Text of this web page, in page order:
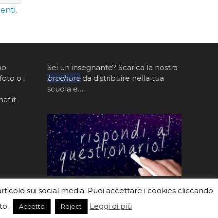
.
o i
Sei un insegnante? Scarica la nostra
brochureda distribuire nella tua
scuola e…
sui social media. Puoi accettare i cookies cliccando
Accetto Reject Leggi di più